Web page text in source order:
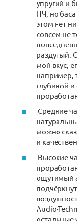
упругий и
НЧ, но
этом нет
совсем не
раздутый.
мой вкус,
например,
глубиной
Средние
можно
и
Высокие
ощутимый
Audio-
остальные